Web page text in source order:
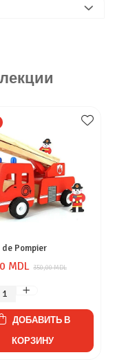
de Pompier
350,00 MDL
MDL
ДОБАВИТЬ В
КОРЗИНУ